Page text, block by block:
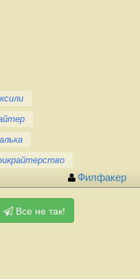
Филфакер
Все не так!